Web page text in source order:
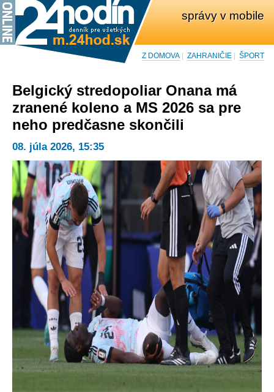
správy v mobile
Z DOMOVA ZAHRANIČIE ŠPORT
Belgický stredopoliar Onana má
zranené koleno a MS 2026 sa pre
neho predčasne skončili
08. júla 2026, 15:35